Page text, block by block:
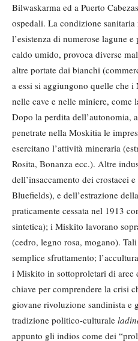
Bilwaskarma ed a Puerto
ospedali. La condizione
l’esistenza di numerose lagune
caldo umido, provoca diverse
altre portate dai bianchi
a essi si aggiungono quelle che
nelle cave e nelle miniere, come
Dopo la perdita dell’autonomia,
penetrate nella Moskitia le
esercitano l’attività mineraria
Rosita, Bonanza ecc.). Altre
dell’insaccamento dei crostacei
Bluefields), e dell’estrazione
praticamente cessata nel 1913
sintetica); i Miskito lavorano
(cedro, legno rosa, mogano).
semplice sfruttamento;
i Miskito in sottoproletari di aree
chiave per comprendere la crisi
giovane rivoluzione sandinista
tradizione politico-culturale
appunto gli indios come dei